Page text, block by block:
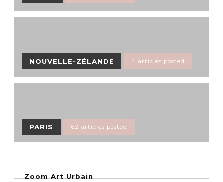
NOUVELLE-ZÉLANDE 4 articles posted
PARIS 62 articles posted
Zoom Art Urbain